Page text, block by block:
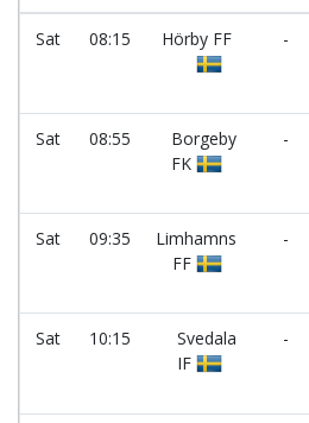
Sat 08:15 Hörby FF
-
Sat 08:55
Borgeby
FK
-
Sat 09:35
Limhamns
FF
-
Sat 10:15
Svedala
IF
-